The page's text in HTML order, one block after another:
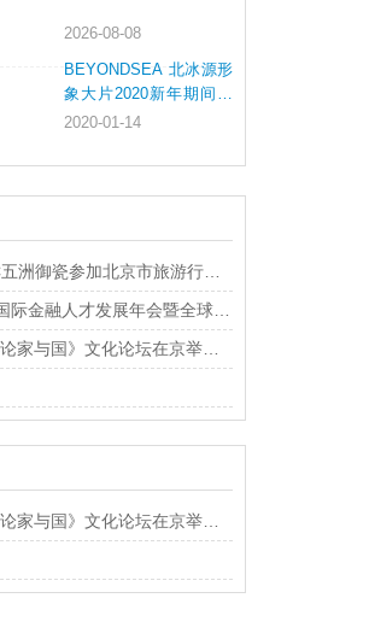
2026-08-08
BEYONDSEA 北冰源形
象大片2020新年期间登
陆黄金档
2020-01-14
参加北京市旅游行业协会饭店分会会员大会
融人才发展年会暨全球校友年会圆满举行
》文化论坛在京举办 福建龙岩上杭打造“第二名片”
》文化论坛在京举办 福建龙岩上杭打造“第二名片”